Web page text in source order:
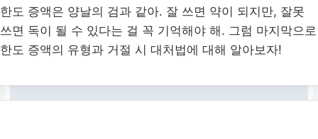
한도 증액은 양날의 검과 같아. 잘 쓰면 약이 되지만, 잘못
쓰면 독이 될 수 있다는 걸 꼭 기억해야 해. 그럼 마지막으로
한도 증액의 유형과 거절 시 대처법에 대해 알아보자!